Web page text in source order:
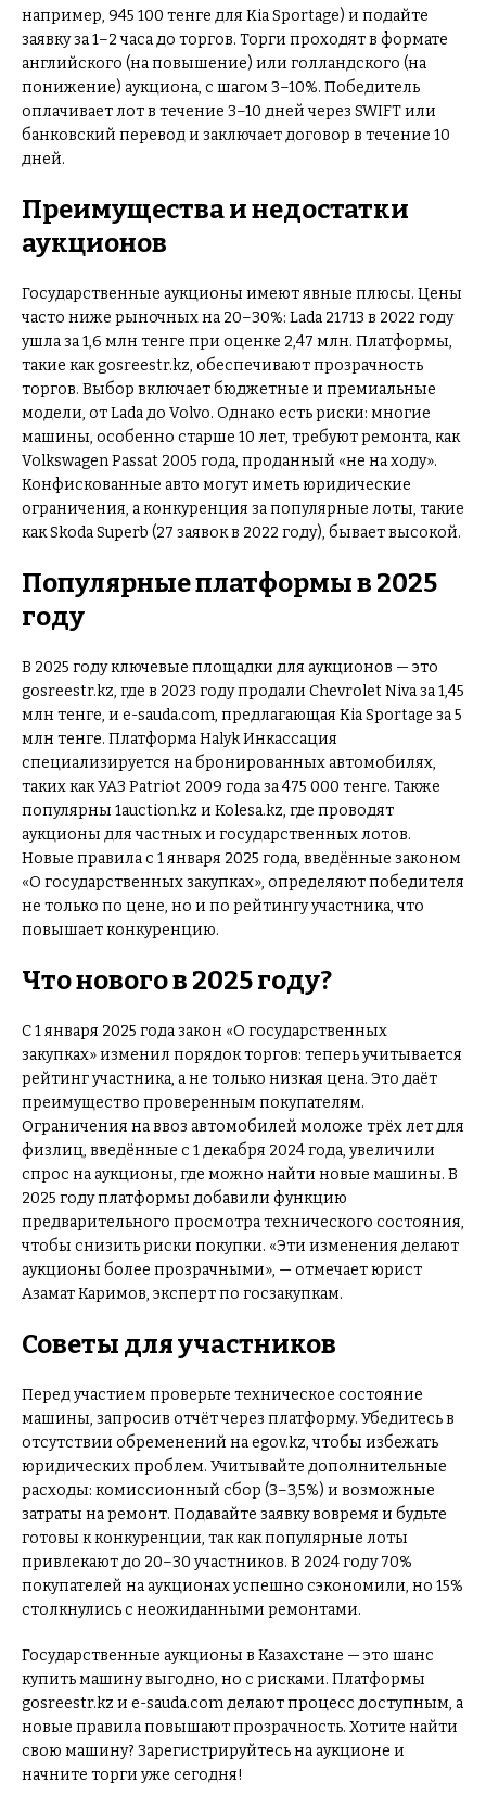
например, 945 100 тенге для Kia Sportage) и подайте
заявку за 1–2 часа до торгов. Торги проходят в формате
английского (на повышение) или голландского (на
понижение) аукциона, с шагом 3–10%. Победитель
оплачивает лот в течение 3–10 дней через SWIFT или
банковский перевод и заключает договор в течение 10
дней.
Преимущества и недостатки
аукционов
Государственные аукционы имеют явные плюсы. Цены
часто ниже рыночных на 20–30%: Lada 21713 в 2022 году
ушла за 1,6 млн тенге при оценке 2,47 млн. Платформы,
такие как gosreestr.kz, обеспечивают прозрачность
торгов. Выбор включает бюджетные и премиальные
модели, от Lada до Volvo. Однако есть риски: многие
машины, особенно старше 10 лет, требуют ремонта, как
Volkswagen Passat 2005 года, проданный «не на ходу».
Конфискованные авто могут иметь юридические
ограничения, а конкуренция за популярные лоты, такие
как Skoda Superb (27 заявок в 2022 году), бывает высокой.
Популярные платформы в 2025
году
В 2025 году ключевые площадки для аукционов — это
gosreestr.kz, где в 2023 году продали Chevrolet Niva за 1,45
млн тенге, и e-sauda.com, предлагающая Kia Sportage за 5
млн тенге. Платформа Halyk Инкассация
специализируется на бронированных автомобилях,
таких как УАЗ Patriot 2009 года за 475 000 тенге. Также
популярны 1auction.kz и Kolesa.kz, где проводят
аукционы для частных и государственных лотов.
Новые правила с 1 января 2025 года, введённые законом
«О государственных закупках», определяют победителя
не только по цене, но и по рейтингу участника, что
повышает конкуренцию.
Что нового в 2025 году?
С 1 января 2025 года закон «О государственных
закупках» изменил порядок торгов: теперь учитывается
рейтинг участника, а не только низкая цена. Это даёт
преимущество проверенным покупателям.
Ограничения на ввоз автомобилей моложе трёх лет для
физлиц, введённые с 1 декабря 2024 года, увеличили
спрос на аукционы, где можно найти новые машины. В
2025 году платформы добавили функцию
предварительного просмотра технического состояния,
чтобы снизить риски покупки. «Эти изменения делают
аукционы более прозрачными», — отмечает юрист
Азамат Каримов, эксперт по госзакупкам.
Советы для участников
Перед участием проверьте техническое состояние
машины, запросив отчёт через платформу. Убедитесь в
отсутствии обременений на egov.kz, чтобы избежать
юридических проблем. Учитывайте дополнительные
расходы: комиссионный сбор (3–3,5%) и возможные
затраты на ремонт. Подавайте заявку вовремя и будьте
готовы к конкуренции, так как популярные лоты
привлекают до 20–30 участников. В 2024 году 70%
покупателей на аукционах успешно сэкономили, но 15%
столкнулись с неожиданными ремонтами.
Государственные аукционы в Казахстане — это шанс
купить машину выгодно, но с рисками. Платформы
gosreestr.kz и e-sauda.com делают процесс доступным, а
новые правила повышают прозрачность. Хотите найти
свою машину? Зарегистрируйтесь на аукционе и
начните торги уже сегодня!